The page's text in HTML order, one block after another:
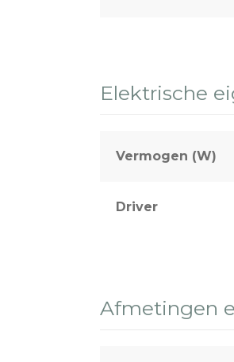
Elektrische
Vermogen (W)
Driver
Afmetingen